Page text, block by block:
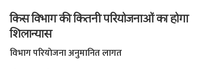
किस विभाग की कितनी परियोजनाओं का होगा
शिलान्यास
विभाग परियाेजना अनुमानित लागत